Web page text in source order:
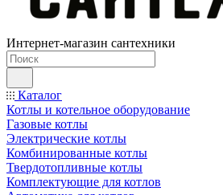
Интернет-магазин сантехники
Каталог
Котлы и котельное оборудование
Газовые котлы
Электрические котлы
Комбинированные котлы
Твердотопливные котлы
Комплектующие для котлов